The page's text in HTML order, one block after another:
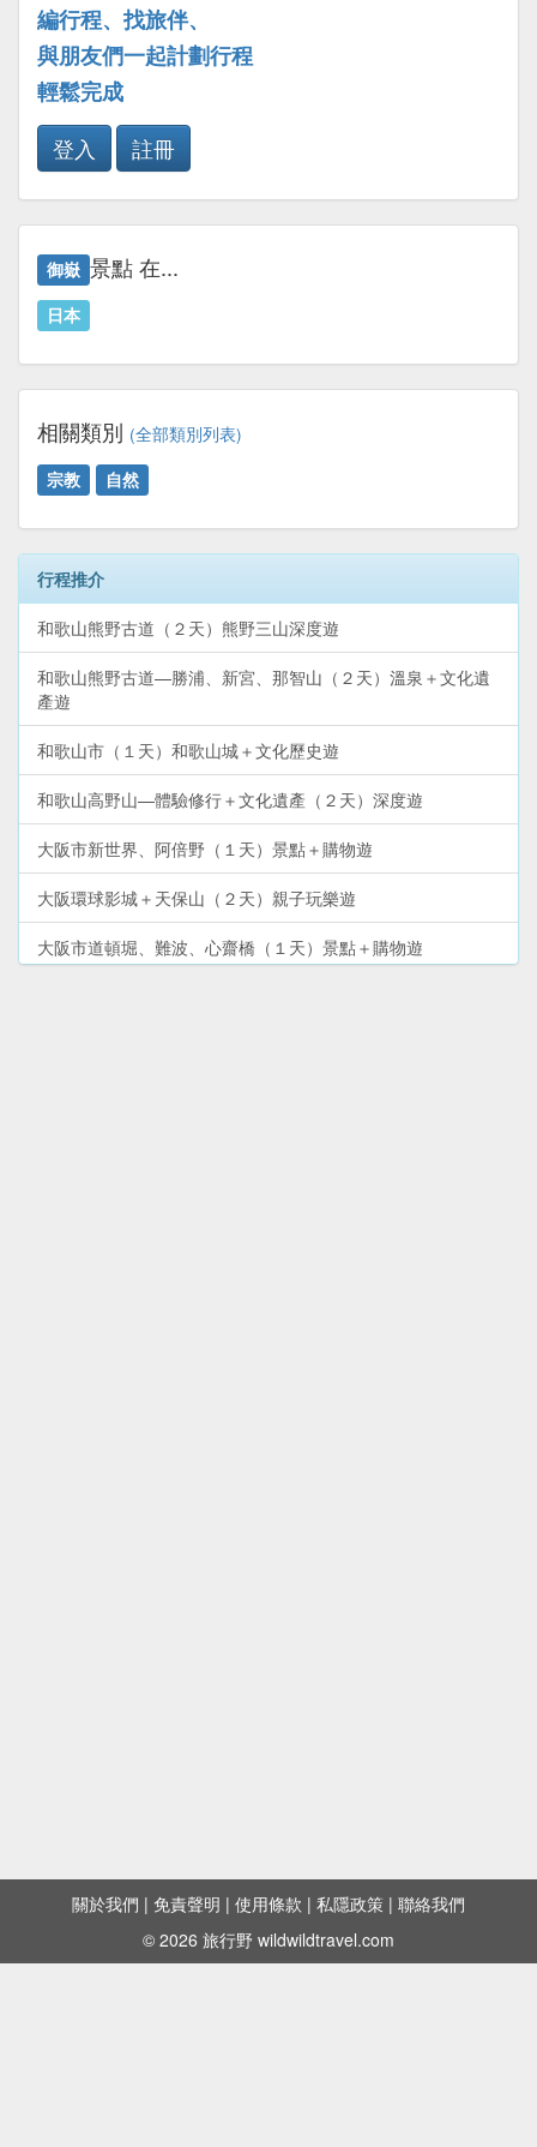
編行程、找旅伴、
與朋友們一起計劃行程
輕鬆完成
登入
註冊
御嶽 景點 在...
日本
相關類別 (全部類別列表)
宗教
自然
行程推介
和歌山熊野古道（２天）熊野三山深度遊
和歌山熊野古道—勝浦、新宮、那智山（２天）溫泉＋文化遺
產遊
和歌山市（１天）和歌山城＋文化歷史遊
和歌山高野山—體驗修行＋文化遺產（２天）深度遊
大阪市新世界、阿倍野（１天）景點＋購物遊
大阪環球影城＋天保山（２天）親子玩樂遊
大阪市道頓堀、難波、心齋橋（１天）景點＋購物遊
關於我們 | 免責聲明 | 使用條款 | 私隱政策 | 聯絡我們
© 2026 旅行野 wildwildtravel.com